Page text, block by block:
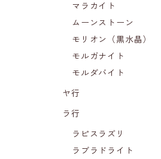
マラカイト
ムーンストーン
モリオン（黒水晶）
モルガナイト
モルダバイト
ヤ行
ラ行
ラピスラズリ
ラブラドライト